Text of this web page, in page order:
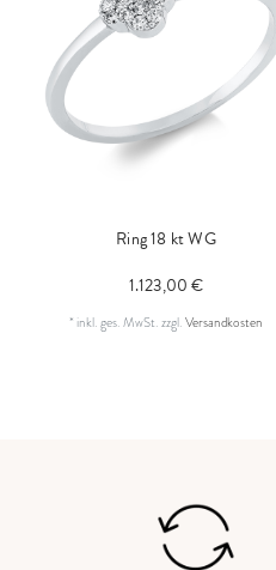
Ring 18 kt WG
1.123,00 €
* inkl. ges. MwSt.zzgl.Versandkosten